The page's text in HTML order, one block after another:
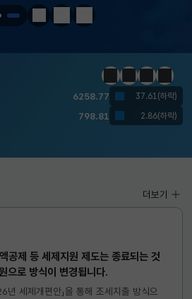
정지 이전 다음
6258.77 37.61(하락)
798.81 2.86(하락)
정지이전다음일일경
공제 등 세제지원 제도는 종료되는 것
으로 방식이 변경됩니다.
년 세제개편안」을 통해 조세지출 방식으
더보기